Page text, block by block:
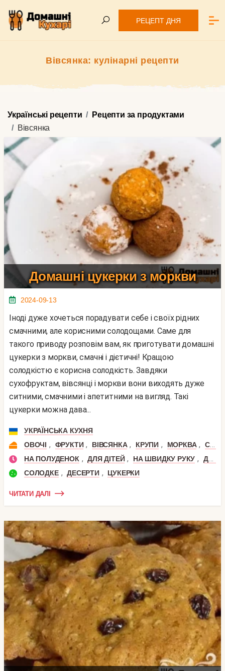
РЕЦЕПТ ДНЯ
Вівсянка: кулінарні рецепти
Українські рецепти
Рецепти за продуктами
Вівсянка
Домашні цукерки з моркви
2024-09-13
Іноді дуже хочеться порадувати себе і своїх рідних
смачними, але корисними солодощами. Саме для
такого приводу розповім вам, як приготувати домашні
цукерки з моркви, смачні і дієтичні! Кращою
солодкістю є корисна солодкість. Завдяки
сухофруктам, вівсянці і моркви вони виходять дуже
ситними, смачними і апетитними на вигляд. Такі
цукерки можна дава...
УКРАЇНСЬКА КУХНЯ
ОВОЧІ , ФРУКТИ , ВІВСЯНКА , КРУПИ , МОРКВА ,
СУХОФРУКТИ
НА ПОЛУДЕНОК , ДЛЯ ДІТЕЙ , НА ШВИДКУ РУКУ ,
ДЕСЕРТ
СОЛОДКЕ , ДЕСЕРТИ , ЦУКЕРКИ
ЧИТАТИ ДАЛІ